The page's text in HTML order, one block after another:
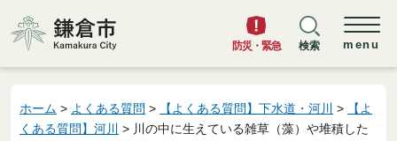
鎌倉市
防災・緊急 検索 menu
ホーム > よくある質問 > 【よくある質問】下水道・河川 >
【よ
くある質問】河川
> 川の中に生えている雑草（藻）や堆積した